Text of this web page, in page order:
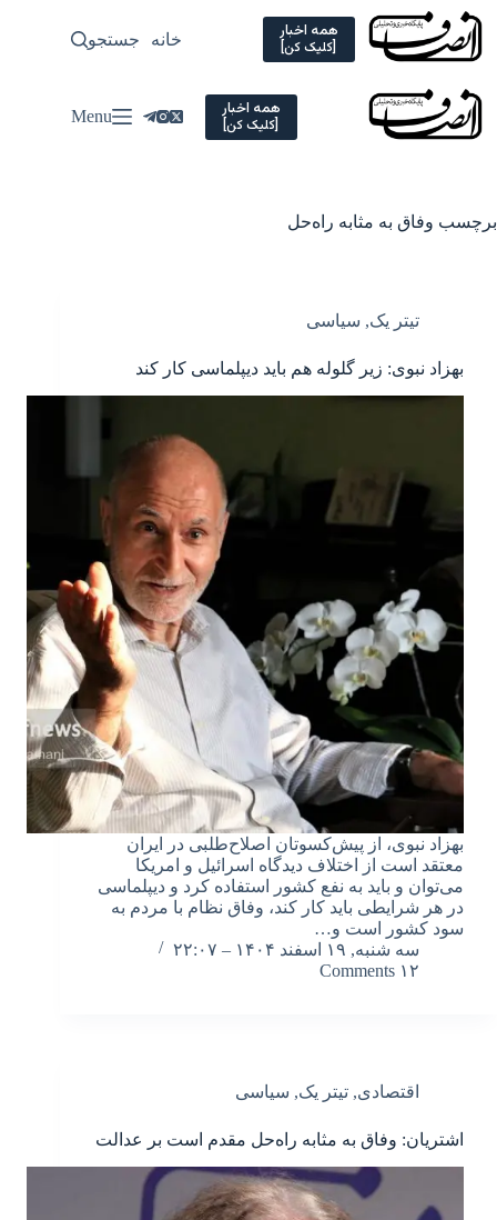
Skip
content
همه اخبار
[کلیک کن] خانه سیاسی
جستجو
همه اخبار
[کلیک کن] Menu
برچسب وفاق به مثابه راه‌حل
تیتر یک, سیاسی
بهزاد نبوی: زیر گلوله هم باید دیپلماسی کار کند
بهزاد نبوی، از پیش‌کسوتان اصلاح‌طلبی در ایران
معتقد است از اختلاف دیدگاه اسرائیل و امریکا
می‌توان و باید به نفع کشور استفاده کرد و دیپلماسی
در هر شرایطی باید کار کند، وفاق نظام با مردم به
سود کشور است و…
سه شنبه, ۱۹ اسفند ۱۴۰۴ – ۲۲:۰۷
۱۲ Comments
اقتصادی, تیتر یک, سیاسی
اشتریان: وفاق به مثابه راه‌حل مقدم است بر عدالت